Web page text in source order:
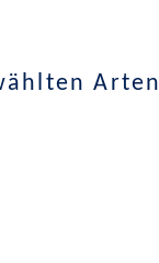
Arten